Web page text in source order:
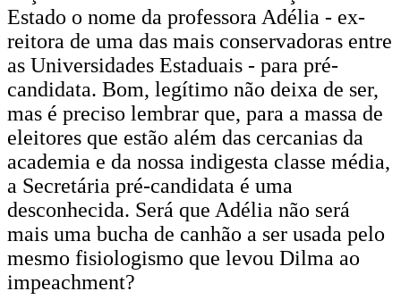
Estado o nome da professora Adélia - ex-
reitora de uma das mais conservadoras entre
as Universidades Estaduais - para pré-
candidata. Bom, legítimo não deixa de ser,
mas é preciso lembrar que, para a massa de
eleitores que estão além das cercanias da
academia e da nossa indigesta classe média,
a Secretária pré-candidata é uma
desconhecida. Será que Adélia não será
mais uma bucha de canhão a ser usada pelo
mesmo fisiologismo que levou Dilma ao
impeachment?